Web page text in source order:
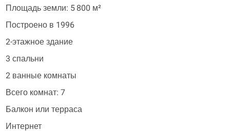
Площадь земли: 5 800 м²
Построено в 1996
2-этажное здание
3 спальни
2 ванные комнаты
Всего комнат: 7
Балкон или терраса
Интернет